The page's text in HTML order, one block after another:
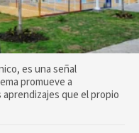
es una señal
promueve a
que el propio